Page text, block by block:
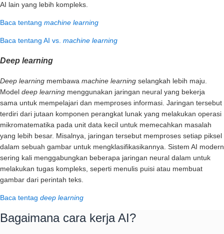
AI lain yang lebih kompleks.
Baca tentang machine learning
Baca tentang AI vs. machine learning
Deep learning
Deep learning membawa machine learning selangkah lebih maju.
Model deep learning menggunakan jaringan neural yang bekerja
sama untuk mempelajari dan memproses informasi. Jaringan tersebut
terdiri dari jutaan komponen perangkat lunak yang melakukan operasi
mikromatematika pada unit data kecil untuk memecahkan masalah
yang lebih besar. Misalnya, jaringan tersebut memproses setiap piksel
dalam sebuah gambar untuk mengklasifikasikannya. Sistem AI modern
sering kali menggabungkan beberapa jaringan neural dalam untuk
melakukan tugas kompleks, seperti menulis puisi atau membuat
gambar dari perintah teks.
Baca tentag deep learning
Bagaimana cara kerja AI?